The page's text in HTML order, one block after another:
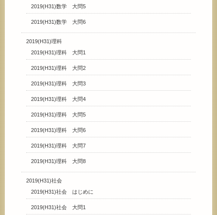
2019(H31)数学 大問5
2019(H31)数学 大問6
2019(H31)理科
2019(H31)理科 大問1
2019(H31)理科 大問2
2019(H31)理科 大問3
2019(H31)理科 大問4
2019(H31)理科 大問5
2019(H31)理科 大問6
2019(H31)理科 大問7
2019(H31)理科 大問8
2019(H31)社会
2019(H31)社会 はじめに
2019(H31)社会 大問1